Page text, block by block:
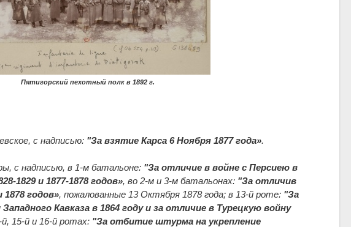
Пятигорский пехотный полк в 1892 г.
с надписью: "За взятие Карса 6 Ноября 1877 года».
с надписью, в 1-м батальоне: "За отличие в войне с Персиею в
1829 и 1877-1878 годов», во 2-м и 3-м батальонах: "За отличив
1878 годов», пожалованные 13 Октября 1878 года; в 13-й роте: "За
Кавказа в 1864 году и за отличие в Турецкую войну
й, 15-й и 16-й ротах: "За отбитие штурма на укрепление